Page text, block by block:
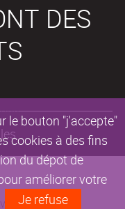
le bouton "j'accepte"
cookies à des fins
du dépot de
améliorer votre
Je refuse
DES